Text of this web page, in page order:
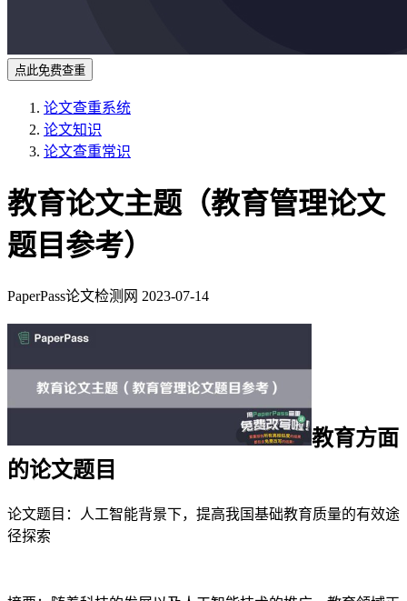
点此免费查重
论文查重系统
论文知识
论文查重常识
教育论文主题（教育管理论文
题目参考）
PaperPass论文检测网 2023-07-14
教育方面
的论文题目
论文题目：人工智能背景下，提高我国基础教育质量的有效途
径探索